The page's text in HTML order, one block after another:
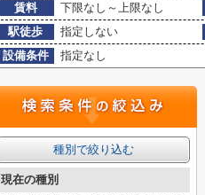
賃料
下限なし～上限なし
駅徒歩
指定しない
設備条件
指定なし
種別で絞り込む
現在の種別